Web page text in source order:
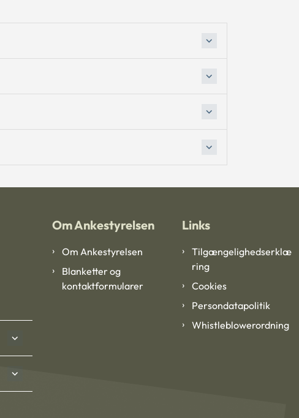
Om Ankestyrelsen
Om Ankestyrelsen
Blanketter og
kontaktformularer
Links
Tilgængelighedserklæ
ring
Cookies
Persondatapolitik
Whistleblowerordning